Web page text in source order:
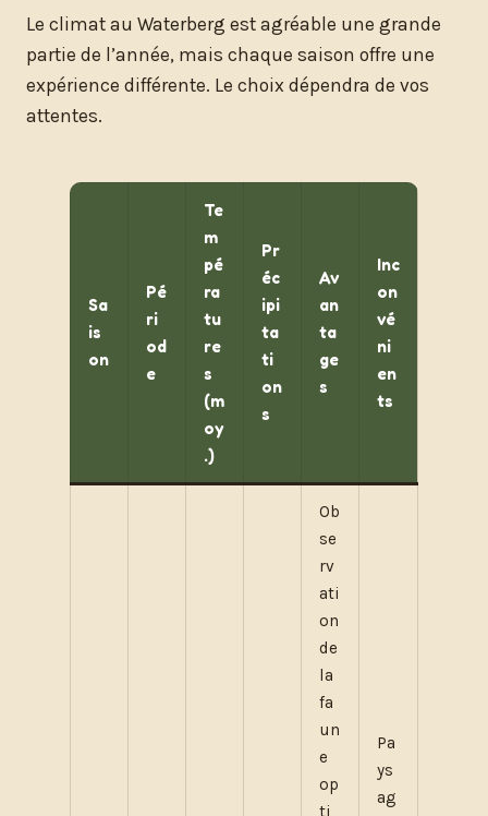
Le climat au Waterberg est agréable une grande
partie de l’année, mais chaque saison offre une
expérience différente. Le choix dépendra de vos
attentes.
Sa
is
on
Pé
ri
od
e
Te
m
pé
ra
tu
re
s
(m
oy
.)
Pr
éc
ipi
ta
ti
on
s
Av
an
ta
ge
s
Inc
on
vé
ni
en
ts
Ob
se
rv
ati
on
de
la
fa
un
e
op
ti
Pa
ys
ag